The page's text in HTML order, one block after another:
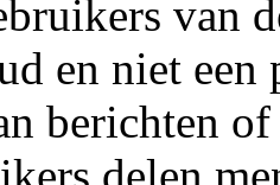
van
en niet een
berichten
delen